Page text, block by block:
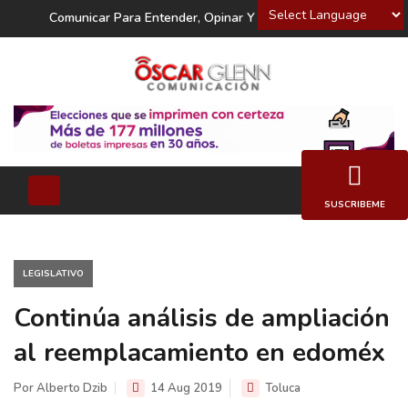
Powered by
Comunicar Para Entender, Opinar Y Decidir
LEGISLATIVO
Continúa análisis de ampliación
al reemplacamiento en edoméx
Por Alberto Dzib 14 Aug 2019 Toluca
SUSCRIBEME